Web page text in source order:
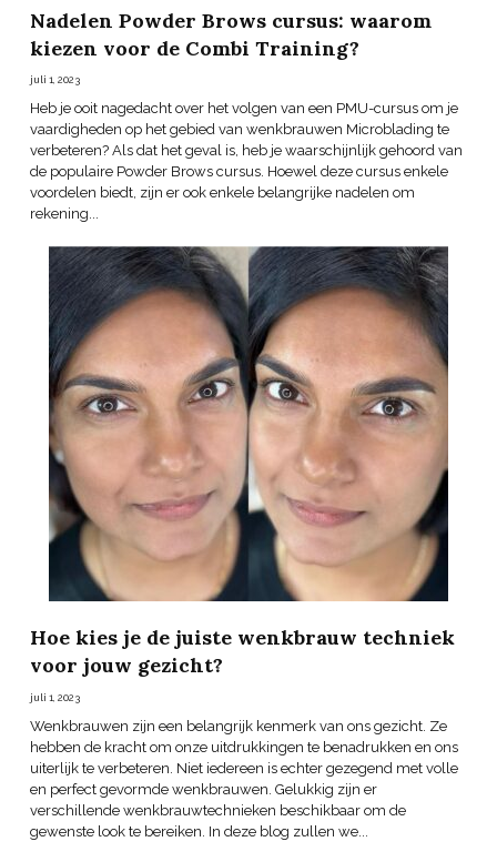
Nadelen Powder Brows cursus: waarom
kiezen voor de Combi Training?
juli 1, 2023
Heb je ooit nagedacht over het volgen van een PMU-cursus om je
vaardigheden op het gebied van wenkbrauwen Microblading te
verbeteren? Als dat het geval is, heb je waarschijnlijk gehoord van
de populaire Powder Brows cursus. Hoewel deze cursus enkele
voordelen biedt, zijn er ook enkele belangrijke nadelen om
rekening...
Hoe kies je de juiste wenkbrauw techniek
voor jouw gezicht?
juli 1, 2023
Wenkbrauwen zijn een belangrijk kenmerk van ons gezicht. Ze
hebben de kracht om onze uitdrukkingen te benadrukken en ons
uiterlijk te verbeteren. Niet iedereen is echter gezegend met volle
en perfect gevormde wenkbrauwen. Gelukkig zijn er
verschillende wenkbrauwtechnieken beschikbaar om de
gewenste look te bereiken. In deze blog zullen we...